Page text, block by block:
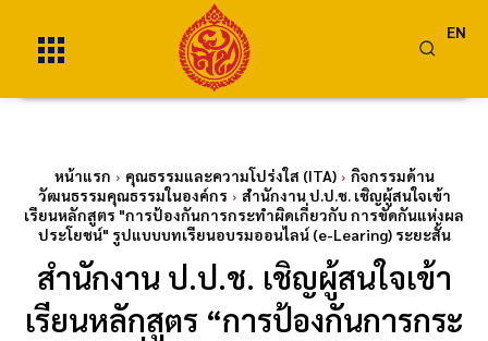
EN
หน้าแรก คุณธรรมและความโปร่งใส (ITA)
กิจกรรมด้าน
วัฒนธรรมคุณธรรมในองค์กร
สำนักงาน ป.ป.ช. เชิญผู้สนใจเข้า
เรียนหลักสูตร "การป้องกันการกระทำผิดเกี่ยวกับ การขัดกันแห่งผล
ประโยชน์" รูปแบบบทเรียนอบรมออนไลน์ (e-Learing) ระยะสั้น
สำนักงาน ป.ป.ช. เชิญผู้สนใจเข้า
เรียนหลักสูตร “การป้องกันการกระ